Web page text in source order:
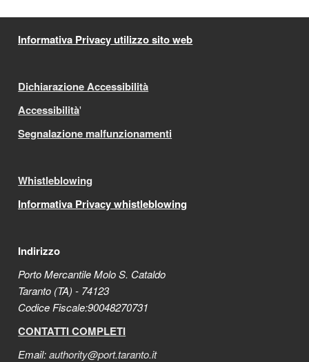
Informativa Privacy utilizzo sito web
Dichiarazione Accessibilità
Accessibilità'
Segnalazione malfunzionamenti
Whistleblowing
Informativa Privacy whistleblowing
Indirizzo
Porto Mercantile Molo S. Cataldo
Taranto (TA) - 74123
Codice Fiscale:90048270731
CONTATTI COMPLETI
Email:authority@port.taranto.it